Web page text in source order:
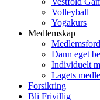
Volleyball
Yogakurs
Medlemskap
Dann eget
Individuelt
Lagets
Forsikring
Bli Frivillig